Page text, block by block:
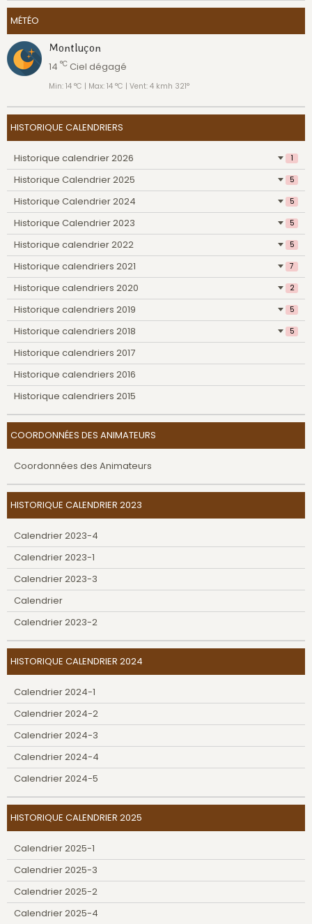
MÉTÉO
Montluçon
14 °C Ciel dégagé
Min: 14 °C | Max: 14 °C | Vent: 4 kmh 321°
HISTORIQUE CALENDRIERS
Historique calendrier 2026 1
Historique Calendrier 2025 5
Historique Calendrier 2024 5
Historique Calendrier 2023 5
Historique calendrier 2022 5
Historique calendriers 2021 7
Historique calendriers 2020 2
Historique calendriers 2019 5
Historique calendriers 2018 5
Historique calendriers 2017
Historique calendriers 2016
Historique calendriers 2015
COORDONNÉES DES ANIMATEURS
Coordonnées des Animateurs
HISTORIQUE CALENDRIER 2023
Calendrier 2023-4
Calendrier 2023-1
Calendrier 2023-3
Calendrier
Calendrier 2023-2
HISTORIQUE CALENDRIER 2024
Calendrier 2024-1
Calendrier 2024-2
Calendrier 2024-3
Calendrier 2024-4
Calendrier 2024-5
HISTORIQUE CALENDRIER 2025
Calendrier 2025-1
Calendrier 2025-3
Calendrier 2025-2
Calendrier 2025-4